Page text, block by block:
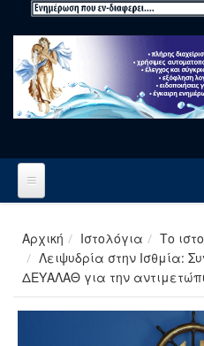
Αρχική Ιστολόγια
Το
Λειψυδρία στην Ισθμία:
ΔΕΥΑΛΑΘ για την